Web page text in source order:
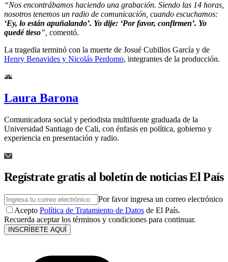
“Nos encontrábamos haciendo una grabación. Siendo las 14 horas,
nosotros tenemos un radio de comunicación, cuando escuchamos:
‘Ey, lo están apuñalando’. Yo dije: ‘Por favor, confirmen’. Yo
quedé tieso”, comentó.
La tragedia terminó con la muerte de Josué Cubillos García y de
Henry Benavides y Nicolás Perdomo, integrantes de la producción.
Laura Barona
Comunicadora social y periodista multifuente graduada de la
Universidad Santiago de Cali, con énfasis en política, gobierno y
experiencia en presentación y radio.
Regístrate gratis al boletín de noticias El País
Por favor ingresa un correo electrónico
Acepto Política de Tratamiento de Datos de El País.
Recuerda aceptar los términos y condiciones para continuar.
INSCRÍBETE AQUÍ